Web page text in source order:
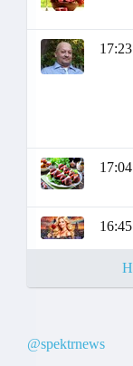
17:23
17:04
16:45
@spektrnews